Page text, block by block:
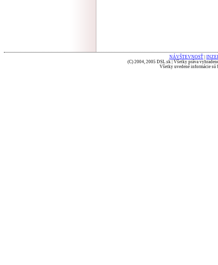
NÁVŠTEVNOSŤ
(C) 2004, 2005 DSL.sk | Všetky práva
Všetky uvedené informácie sú